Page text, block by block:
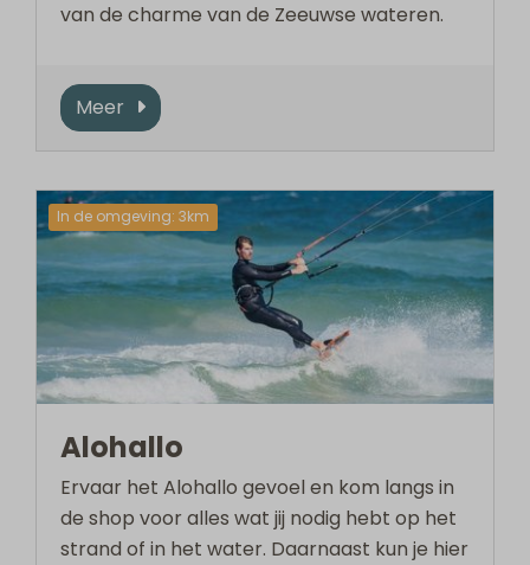
van de charme van de Zeeuwse wateren.
Meer
In de omgeving: 3km
Alohallo
Ervaar het Alohallo gevoel en kom langs in
de shop voor alles wat jij nodig hebt op het
strand of in het water. Daarnaast kun je hier